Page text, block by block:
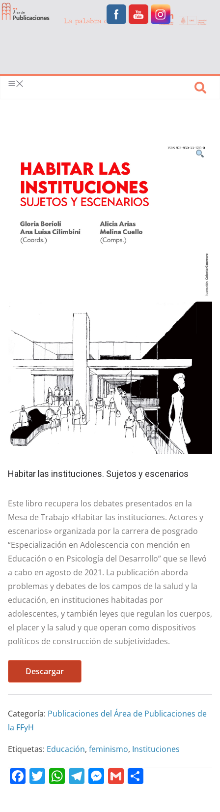
Habitar las instituciones. Sujetos y escenarios
Este libro recupera los debates presentados en la
Mesa de Trabajo «Habitar las instituciones. Actores y
escenarios» organizada por la carrera de posgrado
“Especialización en Adolescencia con mención en
Educación o en Psicología del Desarrollo” que se llevó
a cabo en agosto de 2021. La publicación aborda
problemas y debates de los campos de la salud y la
educación, en instituciones habitadas por
adolescentes, y también leyes que regulan los cuerpos,
el placer y la salud y que operan como dispositivos
políticos de construcción de subjetividades.
Descargar
Categoría: Publicaciones del Área de Publicaciones de
la FFyH
Etiquetas: Educación, feminismo, Instituciones
F T W T M G